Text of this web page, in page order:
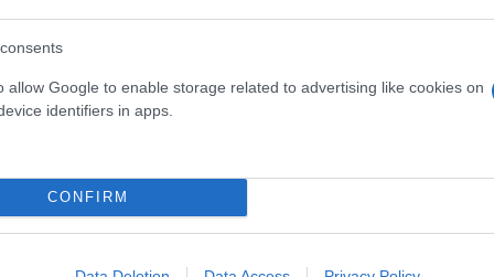
allow Google to enable storage related to advertising like cookies on
identifiers in apps.
CONFIRM
τον θεό» - Η κυρία Μέσι